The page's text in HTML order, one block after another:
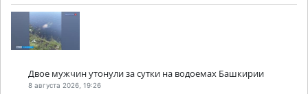
Двое мужчин утонули за сутки на водоемах Башкирии
8 августа 2026, 19:26